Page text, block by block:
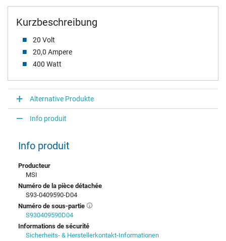
Kurzbeschreibung
20 Volt
20,0 Ampere
400 Watt
Alternative Produkte
Info produit
Info produit
Producteur
MSI
Numéro de la pièce détachée
S93-0409590-D04
Numéro de sous-partie
S930409590D04
Informations de sécurité
Sicherheits- & Herstellerkontakt-Informationen